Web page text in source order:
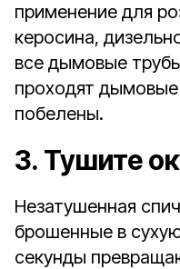
применение для
керосина,
все дымовые
проходят
побелены.
3. Тушите
Незатушенная
брошенные в
секунды